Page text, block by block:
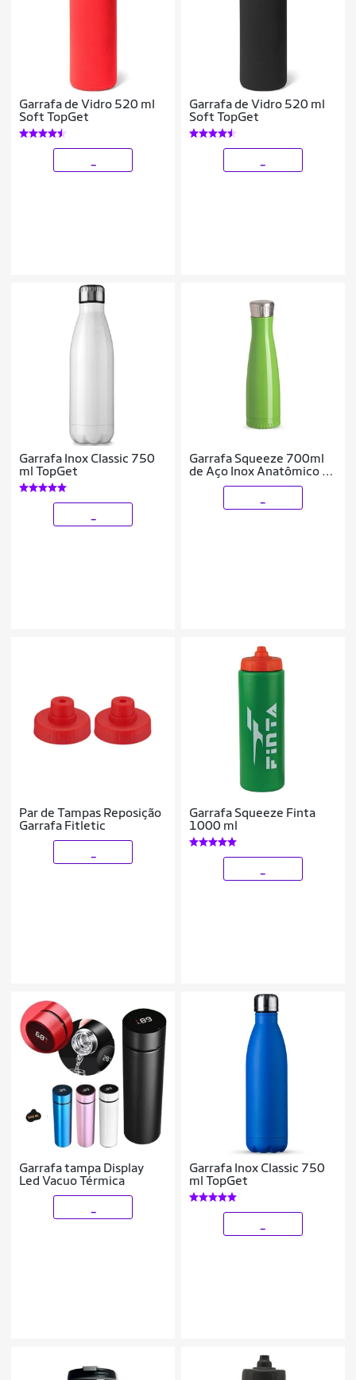
Garrafa de Vidro 520 ml
Soft TopGet
Garrafa de Vidro 520 ml
Soft TopGet
Garrafa Inox Classic 750
ml TopGet
Garrafa Squeeze 700ml
de Aço Inox Anatômico C/
Tampa Metal
Par de Tampas Reposição
Garrafa Fitletic
Garrafa Squeeze Finta
1000 ml
Garrafa tampa Display
Led Vacuo Térmica
Garrafa Inox Classic 750
ml TopGet